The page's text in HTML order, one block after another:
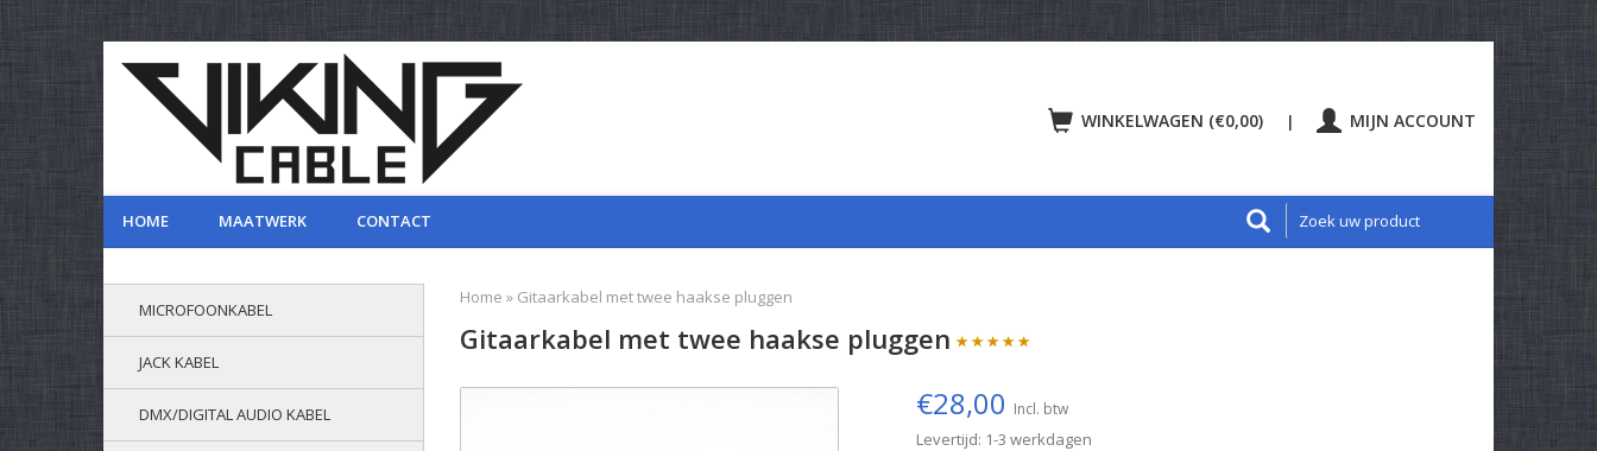
WINKELWAGEN (€0,00) | MIJN ACCOUNT
HOME MAATWERK CONTACT
MICROFOONKABEL
JACK KABEL
DMX/DIGITAL AUDIO KABEL
Home » Gitaarkabel met twee haakse pluggen
Gitaarkabel met twee haakse pluggen
€28,00 Incl. btw
Levertijd: 1-3 werkdagen